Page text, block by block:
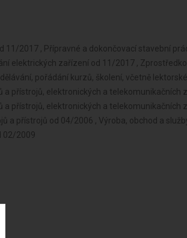
2017 , Přípravné a dokončovací stavební
elektrických zařízení od 11/2017 ,
pořádání kurzů, školení, včetně
a přístrojů, elektronických a telekomunikačních
a přístrojů, elektronických a telekomunikačních
a přístrojů od 04/2006 , Výroba, obchod a
02/2009